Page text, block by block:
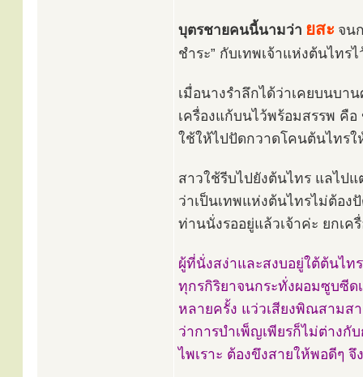
บุตรชายคนนี้นามว่า ยสะ จน
ชำระ” กับเทพเจ้าแห่งต้นไทรไ
เมื่อนางรำลึกได้ว่าเคยบนบา
เครื่องแก้บนไว้พร้อมสรรพ คื
ใช้ให้ไปปัดกวาดโคนต้นไทรใ
สาวใช้รีบไปยังต้นไทร แลไป
ว่าเป็นเทพแห่งต้นไทรไม่ต้อง
ท่านนั่งรออยู่แล้วเจ้าค่ะ ยกเค
ผู้ที่นั่งสง่าและสงบอยู่ใต้ต้นไท
ทุกรกิริยาจนกระทั่งผอมซูบซี
หลายครั้ง แว่วเสียงพิณสามส
ว่าการบำเพ็ญเพียรก็ไม่ต่างกั
ไพเราะ ต้องขึงสายให้พอดีๆ จึ